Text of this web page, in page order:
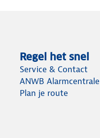
Regel het snel
Service & Contact
ANWB Alarmcentrale
Plan je route